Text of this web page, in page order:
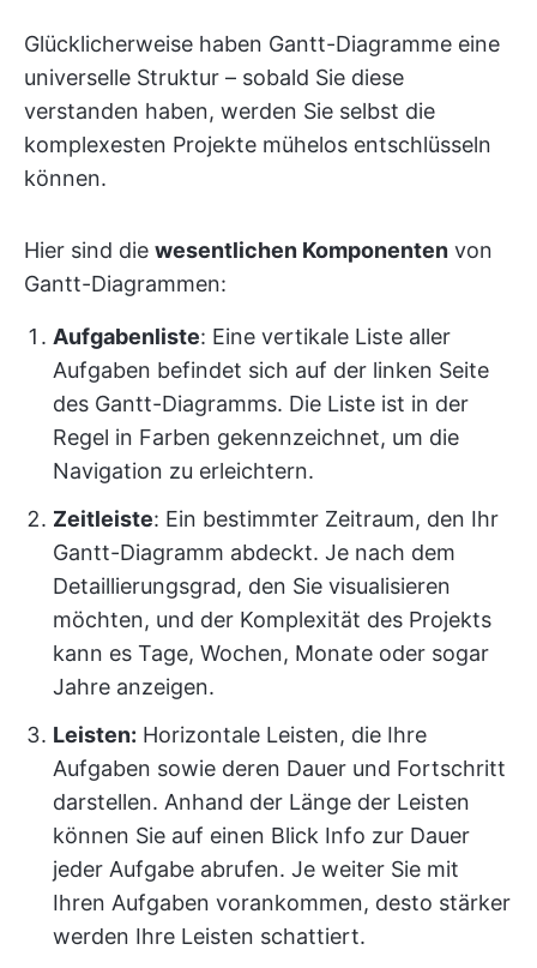
Glücklicherweise haben Gantt-Diagramme eine
universelle Struktur – sobald Sie diese
verstanden haben, werden Sie selbst die
komplexesten Projekte mühelos entschlüsseln
können.
Hier sind die wesentlichen Komponenten von
Gantt-Diagrammen:
Aufgabenliste: Eine vertikale Liste aller
Aufgaben befindet sich auf der linken Seite
des Gantt-Diagramms. Die Liste ist in der
Regel in Farben gekennzeichnet, um die
Navigation zu erleichtern.
Zeitleiste: Ein bestimmter Zeitraum, den Ihr
Gantt-Diagramm abdeckt. Je nach dem
Detaillierungsgrad, den Sie visualisieren
möchten, und der Komplexität des Projekts
kann es Tage, Wochen, Monate oder sogar
Jahre anzeigen.
Leisten: Horizontale Leisten, die Ihre
Aufgaben sowie deren Dauer und Fortschritt
darstellen. Anhand der Länge der Leisten
können Sie auf einen Blick Info zur Dauer
jeder Aufgabe abrufen. Je weiter Sie mit
Ihren Aufgaben vorankommen, desto stärker
werden Ihre Leisten schattiert.